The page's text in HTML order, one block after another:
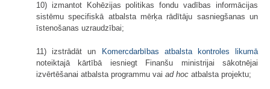
10) izmantot Kohēzijas politikas fondu vadības informācijas
sistēmu specifiskā atbalsta mērķa rādītāju sasniegšanas un
īstenošanas uzraudzībai;
11) izstrādāt un
Komercdarbības atbalsta kontroles likumā
noteiktajā kārtībā iesniegt Finanšu ministrijai sākotnējai
izvērtēšanai atbalsta programmu vai ad hoc atbalsta projektu;